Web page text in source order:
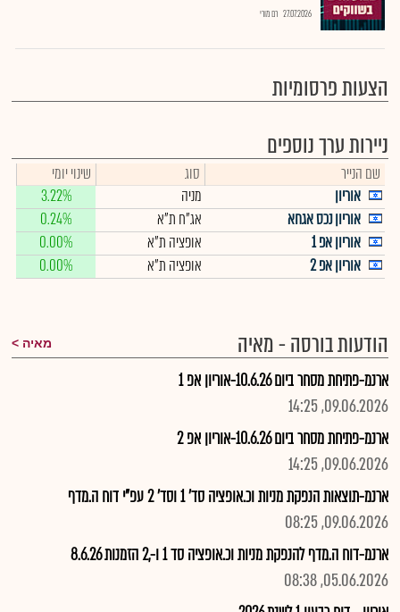
27.07.2026 רם מורי
הצעות פרסומיות
ניירות ערך נוספים
שם הנייר סוג
שינוי יומי
אוריון
מניה
3.22%
אוריון נכס אגחא
אג"ח ת"א
0.24%
אוריון אפ 1
אופציה ת"א
0.00%
אוריון אפ 2
אופציה ת"א 0.00%
הודעות בורסה - מאיה מאיה
ארנמ-פתיחת מסחר ביום 10.6.26-אוריון אפ 1
09.06.2026, 14:25
ארנמ-פתיחת מסחר ביום 10.6.26-אוריון אפ 2
09.06.2026, 14:25
ארנמ-תוצאות הנפקת מניות וכ.אופציה סד' 1 וסד' 2 עפ"י דוח ה.מדף
09.06.2026, 08:25
ארנמ-דוח ה.מדף להנפקת מניות וכ.אופציה סד 1 ו-,2 הזמנות 8.6.26
05.06.2026, 08:38